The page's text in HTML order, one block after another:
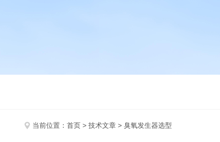
当前位置： 首页 > 技术文章 > 臭氧发生器选型